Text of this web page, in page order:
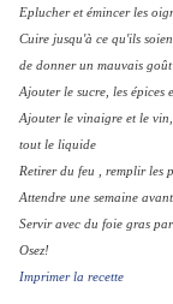
Eplucher et émincer les
Cuire jusqu'à ce qu'ils
de donner un mauvais
Ajouter le sucre, les épices
Ajouter le vinaigre et le
tout le liquide
Retirer du feu , remplir les
Attendre une semaine
Servir avec du foie gras
Osez!
Imprimer la recette